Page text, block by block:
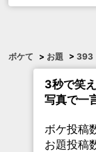
ボケて > お題 > 393
3秒で笑
写真で一
ボケ投稿
お題投稿